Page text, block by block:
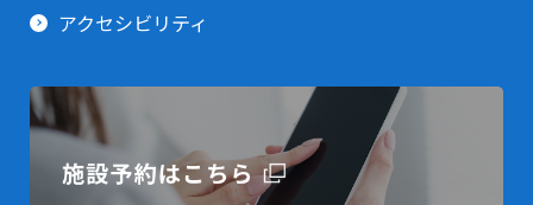
アクセシビリティ